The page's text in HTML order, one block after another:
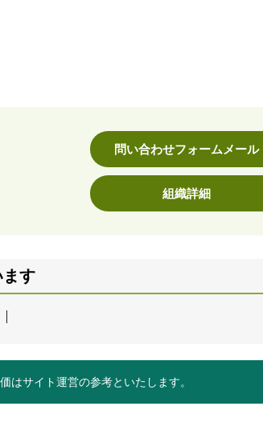
問い合わせフォームメール
組織詳細
す
はサイト運営の参考といたします。